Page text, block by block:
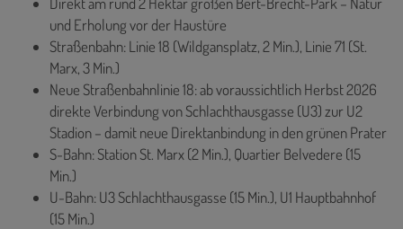
und Erholung vor der Haustüre
Straßenbahn: Linie 18 (Wildgansplatz, 2 Min.), Linie 71 (St.
Marx, 3 Min.)
Neue Straßenbahnlinie 18: ab voraussichtlich Herbst 2026
direkte Verbindung von Schlachthausgasse (U3) zur U2
Stadion – damit neue Direktanbindung in den grünen Prater
S-Bahn: Station St. Marx (2 Min.), Quartier Belvedere (15
Min.)
U-Bahn: U3 Schlachthausgasse (15 Min.), U1 Hauptbahnhof
(15 Min.)